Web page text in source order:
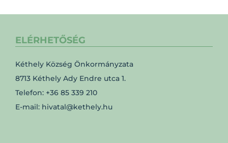
ELÉRHETŐSÉG
Kéthely Község Önkormányzata
8713 Kéthely Ady Endre utca 1.
Telefon: +36 85 339 210
E-mail: hivatal@kethely.hu